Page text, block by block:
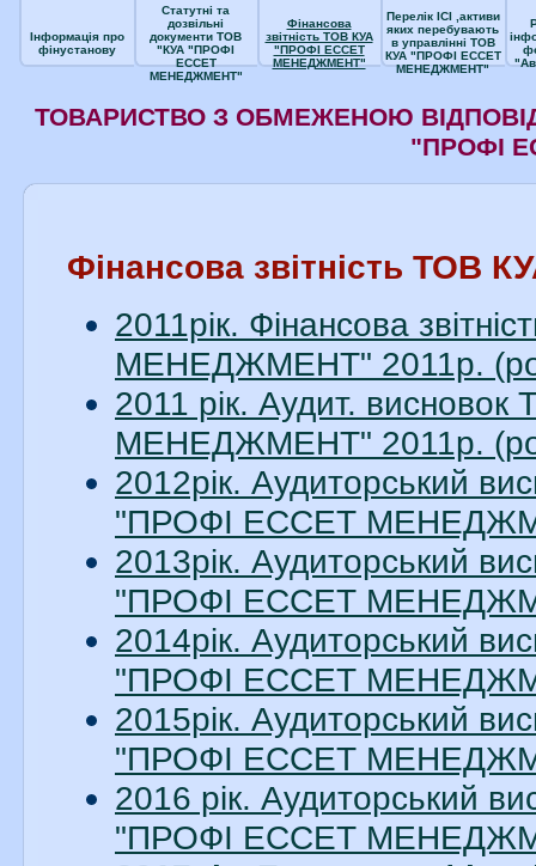
Інформація про
фінустанову
Статутні та
дозвільні
документи ТОВ
"КУА "ПРОФІ
ЕССЕТ
МЕНЕДЖМЕНТ"
Фінансова
звітність ТОВ КУА
"ПРОФІ ЕССЕТ
МЕНЕДЖМЕНТ"
Перелік ІСІ ,активи
яких перебувають
в управлінні ТОВ
КУА "ПРОФІ ЕССЕТ
МЕНЕДЖМЕНТ"
ТОВАРИСТВО З ОБМЕЖЕНОЮ
"ПРОФІ
Фінансова звітність
2011рік. Фінансова
МЕНЕДЖМЕНТ" 2011р.
2011 рік. Аудит.
МЕНЕДЖМЕНТ" 2011р.
2012рік. Аудиторський
"ПРОФІ ЕССЕТ
2013рік. Аудиторський
"ПРОФІ ЕССЕТ
2014рік. Аудиторський
"ПРОФІ ЕССЕТ
2015рік. Аудиторський
"ПРОФІ ЕССЕТ
2016 рік. Аудиторський
"ПРОФІ ЕССЕТ